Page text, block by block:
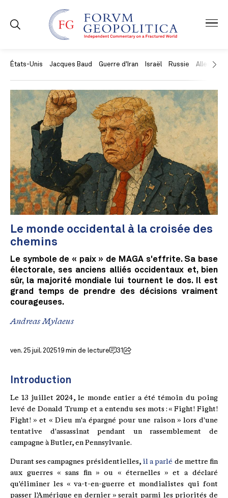
États-Unis Jacques Baud Guerre d'Iran Israël Russie Allemagne
Le monde occidental à la croisée des
chemins
Le symbole de « paix » de MAGA s'effrite. Sa base
électorale, ses anciens alliés occidentaux et, bien
sûr, la majorité mondiale lui tournent le dos. Il est
grand temps de prendre des décisions vraiment
courageuses.
Andreas Mylaeus
ven. 25 juil. 202519 min de lecture 31
Introduction
Le 13 juillet 2024, le monde entier a été témoin du poing
levé de Donald Trump et a entendu ses mots : « Fight! Fight!
Fight! » et « Dieu m'a épargné pour une raison » lors d'une
tentative d'assassinat pendant un rassemblement de
campagne à Butler, en Pennsylvanie.
Durant ses campagnes présidentielles, il a parlé de mettre fin
aux guerres « sans fin » ou « éternelles » et a déclaré
qu'éliminer les « va-t-en-guerre et mondialistes qui font
passer l'Amérique en dernier » serait parmi les priorités de